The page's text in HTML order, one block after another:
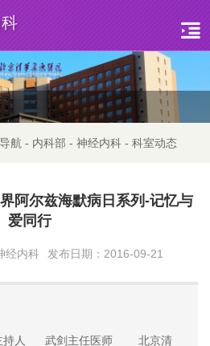
航 - 内科部 - 神经内科 - 科室动态
阿尔兹海默病日系列-记忆与
爱同行
经内科 发布日期：2016-09-21
武剑主任医师 北京清